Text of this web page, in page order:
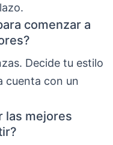
comenzar a
Decide tu estilo
cuenta con un
las mejores